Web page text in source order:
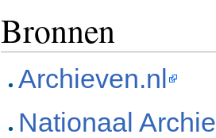
Bronnen
Archieven.nl
Nationaal